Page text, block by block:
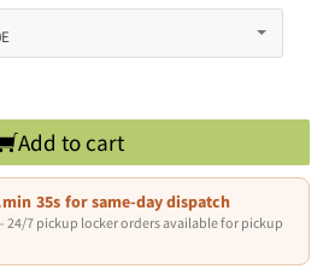
Add to cart
34s for same-day dispatch
24/7 pickup locker orders available for pickup